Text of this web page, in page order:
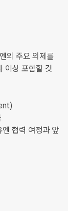
의 주요 의제를
이상 포함할 것
협력 여정과 앞